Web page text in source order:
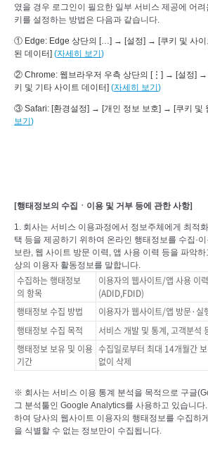
였을 경우 로그인이 필요한 일부 서비스 제공에 어
키를 설정하는 방법은 다음과 같습니다.
① Edge: Edge 상단의 […] → [설정] → [쿠키 및 사이
된 데이터] (자세히 보기 )
② Chrome: 웹브라우저 우측 상단의 [⋮] → [설정] →
키 및 기타 사이트 데이터] (자세히 보기 )
③ Safari: [환경설정] → [개인 정보 보호] → [쿠키 및
보기 )
[행태정보의 수집ㆍ이용 및 거부 등에 관한 사항]
1. 회사는 서비스 이용과정에서 정보주체에게 최적
택 등을 제공하기 위하여 온라인 행태정보를 수집·
보란, 웹 사이트 방문 이력, 앱 사용 이력 등을 파악
상의 이용자 활동정보를 말합니다.
수집하는 행태정보
의 항목
이용자의 웹사이트/앱 사용 이
(ADID,FDID)
행태정보 수집 방법
이용자가 웹사이트/앱 방문·실
행태정보 수집 목적
서비스 개발 및 통계, 고객분석
행태정보 보유 및 이용
기간
수집일로부터 최대 14개월간
없이 삭제
※ 회사는 서비스 이용 통계 분석을 목적으로 구글
그 분석툴인 Google Analytics를 사용하고 있습니
하여 당사의 웹사이트 이용자의 행태정보를 수집하
을 식별할 수 없는 정보만이 수집됩니다.